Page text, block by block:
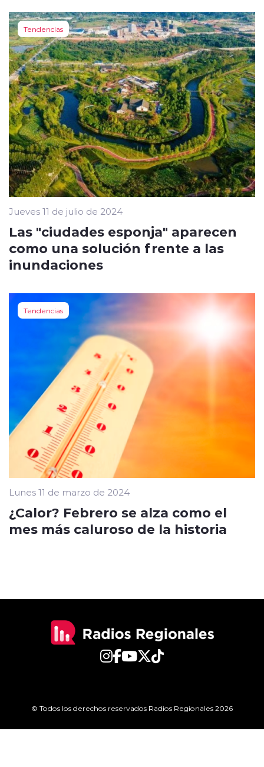
Tendencias
Jueves 11 de julio de 2024
Las "ciudades esponja" aparecen
como una solución frente a las
inundaciones
Tendencias
Lunes 11 de marzo de 2024
¿Calor? Febrero se alza como el
mes más caluroso de la historia
© Todos los derechos reservados Radios Regionales 2026